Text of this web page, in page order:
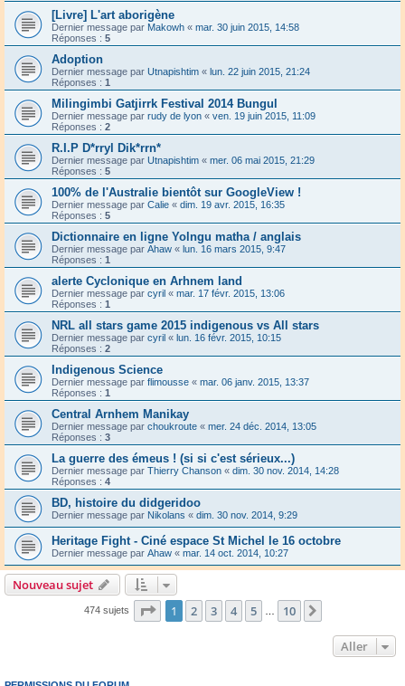
[Livre] L'art aborigène
Dernier message par Makowh « mar. 30 juin 2015, 14:58
Réponses : 5
Adoption
Dernier message par Utnapishtim « lun. 22 juin 2015, 21:24
Réponses : 1
Milingimbi Gatjirrk Festival 2014 Bungul
Dernier message par rudy de lyon « ven. 19 juin 2015, 11:09
Réponses : 2
R.I.P D*rryl Dik*rrn*
Dernier message par Utnapishtim « mer. 06 mai 2015, 21:29
Réponses : 5
100% de l'Australie bientôt sur GoogleView !
Dernier message par Calie « dim. 19 avr. 2015, 16:35
Réponses : 5
Dictionnaire en ligne Yolngu matha / anglais
Dernier message par Ahaw « lun. 16 mars 2015, 9:47
Réponses : 1
alerte Cyclonique en Arhnem land
Dernier message par cyril « mar. 17 févr. 2015, 13:06
Réponses : 1
NRL all stars game 2015 indigenous vs All stars
Dernier message par cyril « lun. 16 févr. 2015, 10:15
Réponses : 2
Indigenous Science
Dernier message par flimousse « mar. 06 janv. 2015, 13:37
Réponses : 1
Central Arnhem Manikay
Dernier message par choukroute « mer. 24 déc. 2014, 13:05
Réponses : 3
La guerre des émeus ! (si si c'est sérieux...)
Dernier message par Thierry Chanson « dim. 30 nov. 2014, 14:28
Réponses : 4
BD, histoire du didgeridoo
Dernier message par Nikolans « dim. 30 nov. 2014, 9:29
Heritage Fight - Ciné espace St Michel le 16 octobre
Dernier message par Ahaw « mar. 14 oct. 2014, 10:27
Nouveau sujet
474 sujets Page 1sur10
1 2 3 4 5 10
Aller